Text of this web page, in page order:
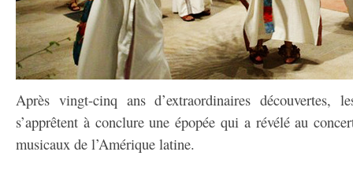
Après vingt-cinq ans d’extraordinaires découvertes,
s’apprêtent à conclure une épopée qui a révélé au
musicaux de l’Amérique latine.